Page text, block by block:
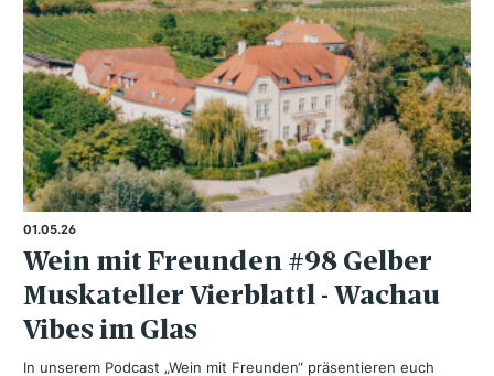
01.05.26
Wein mit Freunden #98 Gelber
Muskateller Vierblattl - Wachau
Vibes im Glas
In unserem Podcast „Wein mit Freunden“ präsentieren euch